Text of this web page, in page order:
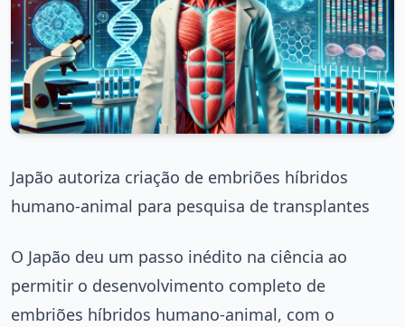
Japão autoriza criação de embriões híbridos
humano-animal para pesquisa de transplantes
O Japão deu um passo inédito na ciência ao
permitir o desenvolvimento completo de
embriões híbridos humano-animal, com o